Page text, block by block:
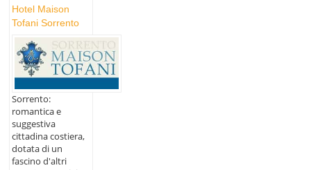
Hotel Maison
Tofani Sorrento
Sorrento:
romantica e
suggestiva
cittadina costiera,
dotata di un
fascino d'altri